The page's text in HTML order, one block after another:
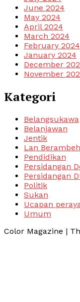
June 2024
May 2024
April 2024
March 2024
February 2024
January 2024
December
November
Kategori
Belangsukawa
Belanjawan
Jentik
Lan
Pendidikan
Persidangan
Persidangan
Politik
Sukan
Ucapan
Umum
Color Magazine |